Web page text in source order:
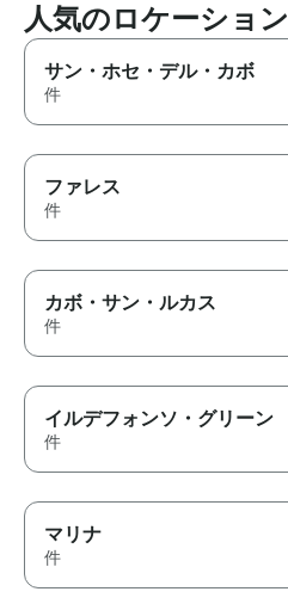
人気のロケーション
サン・ホセ・デル・カボ
件
ファレス
件
カボ・サン・ルカス
件
イルデフォンソ・グリーン
件
マリナ
件